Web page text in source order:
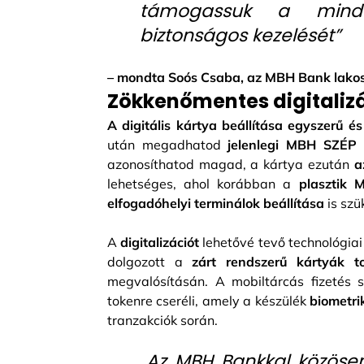
támogassuk a
biztonságos kezelését”
– mondta Soós Csaba, az MBH Bank
Zökkenőmentes
A digitális kártya beállítása egyszerű
után megadhatod jelenlegi MBH SZÉP
azonosíthatod magad, a kártya ezután
lehetséges, ahol korábban a plasztik
elfogadóhelyi terminálok beállítása is
Adigitalizációt lehetővé tevő
dolgozott a zárt rendszerű kártyák
megvalósításán. A mobiltárcás
tokenre cseréli, amely a készülék
tranzakciók során.